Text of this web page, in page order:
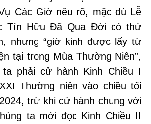
Các Giờ nêu rõ, mặc dù Lễ
Tín Hữu Đã Qua Đời có thứ
nhưng “giờ kinh được lấy từ
tại trong Mùa Thường Niên”,
phải cử hành Kinh Chiều I
Thường niên vào chiều tối
trừ khi cử hành chung với
ta mới đọc Kinh Chiều II